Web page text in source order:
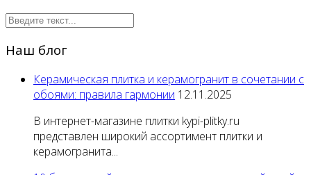
Наш блог
Керамическая плитка и керамогранит в сочетании с
обоями: правила гармонии 12.11.2025
В интернет-магазине плитки kypi-plitky.ru
представлен широкий ассортимент плитки и
керамогранита...